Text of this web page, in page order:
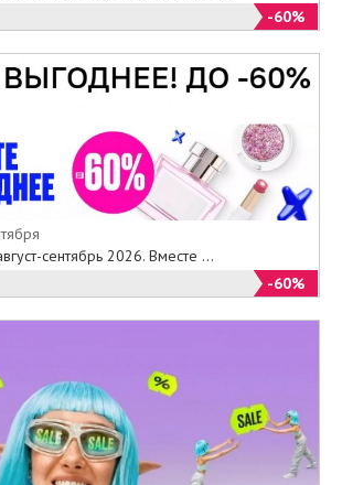
-60%
сентябрь 2026. Вместе ...
-60%